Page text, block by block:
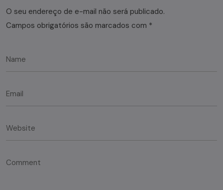
O seu endereço de e-mail não será publicado.
Campos obrigatórios são marcados com *